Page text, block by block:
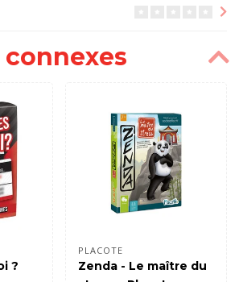
?
PLACOTE
Zenda - Le maître du